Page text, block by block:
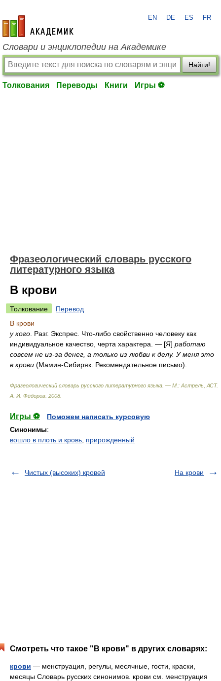
academic.ru
EN DE ES FR
Словари и энциклопедии на Академике
Найти!
Толкования Переводы Книги Игры ⚽
Фразеологический словарь русского
литературного языка
В крови
Толкование
Перевод
В крови
у кого . Разг. Экспрес. Что-либо свойственно человеку как
индивидуальное качество, черта характера. — [Я] работаю
совсем не из-за денег, а только из любви к делу. У меня это
в крови (Мамин-Сибиряк. Рекомендательное письмо).
Фразеологический словарь русского литературного языка. — М.: Астрель, АСТ.
А. И. Фёдоров 2008
Игры ⚽
Поможем написать курсовую
Синонимы:
вошло в плоть и кровь прирожденный
Чистых (высоких) кровей На крови
Смотреть что такое "В крови" в других словарях:
крови — менструация, регулы, месячные, гости, краски,
месяцы Словарь русских синонимов. крови см. менструация